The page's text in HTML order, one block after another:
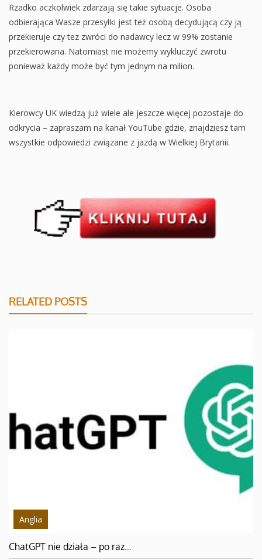
Rzadko aczkolwiek zdarzają się takie sytuacje. Osoba
odbierająca Wasze przesyłki jest też osobą decydującą czy ją
przekieruje czy tez zwróci do nadawcy lecz w 99% zostanie
przekierowana. Natomiast nie możemy wykluczyć zwrotu
ponieważ każdy może być tym jednym na milion.
Kierowcy UK wiedzą już wiele ale jeszcze więcej pozostaje do
odkrycia – zapraszam na kanał YouTube gdzie, znajdziesz tam
wszystkie odpowiedzi związane z jazdą w Wielkiej Brytanii.
RELATED POSTS
Anglia
ChatGPT nie działa – po raz…